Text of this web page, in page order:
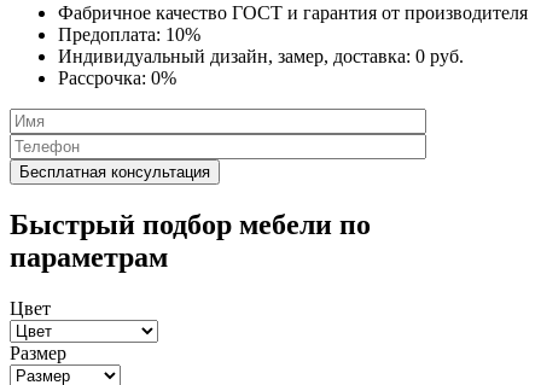
Фабричное качество ГОСТ и гарантия от производителя
Предоплата: 10%
Индивидуальный дизайн, замер, доставка: 0 руб.
Рассрочка: 0%
Быстрый подбор мебели по
параметрам
Цвет
Размер